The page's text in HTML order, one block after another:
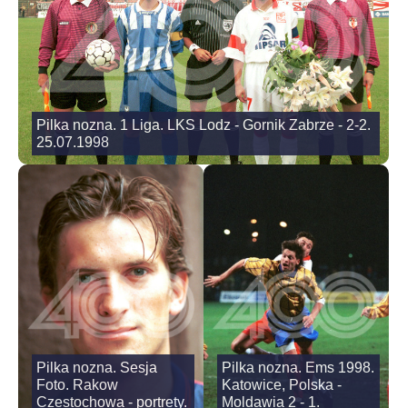
Pilka nozna. 1 Liga. LKS Lodz - Gornik Zabrze - 2-2.
25.07.1998
Pilka nozna. Sesja
Foto. Rakow
Czestochowa - portrety.
Pilka nozna. Ems 1998.
Katowice, Polska -
Moldawia 2 - 1.